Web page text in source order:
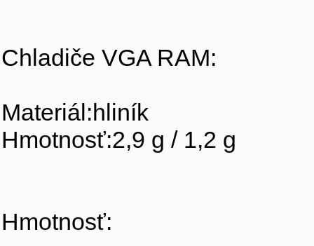
Chladiče VGA RAM:
Materiál:hliník
Hmotnosť:2,9 g / 1,2 g
Hmotnosť: